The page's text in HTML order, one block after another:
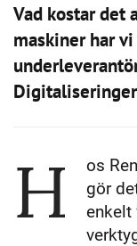
Vad kostar det
maskiner har
H os
gör
enkelt